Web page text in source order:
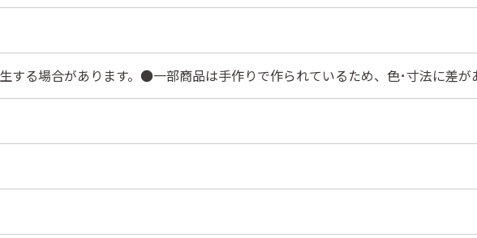
る場合があります。●一部商品は手作りで作られているため、色･寸法に差が